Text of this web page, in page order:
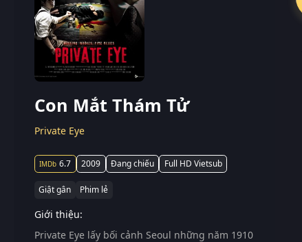
Con Mắt Thám Tử
Private Eye
6.7 2009 Đang chiếu Full HD Vietsub
Giật gân Phim lẻ
Giới thiệu:
Private Eye lấy bối cảnh Seoul những năm 1910